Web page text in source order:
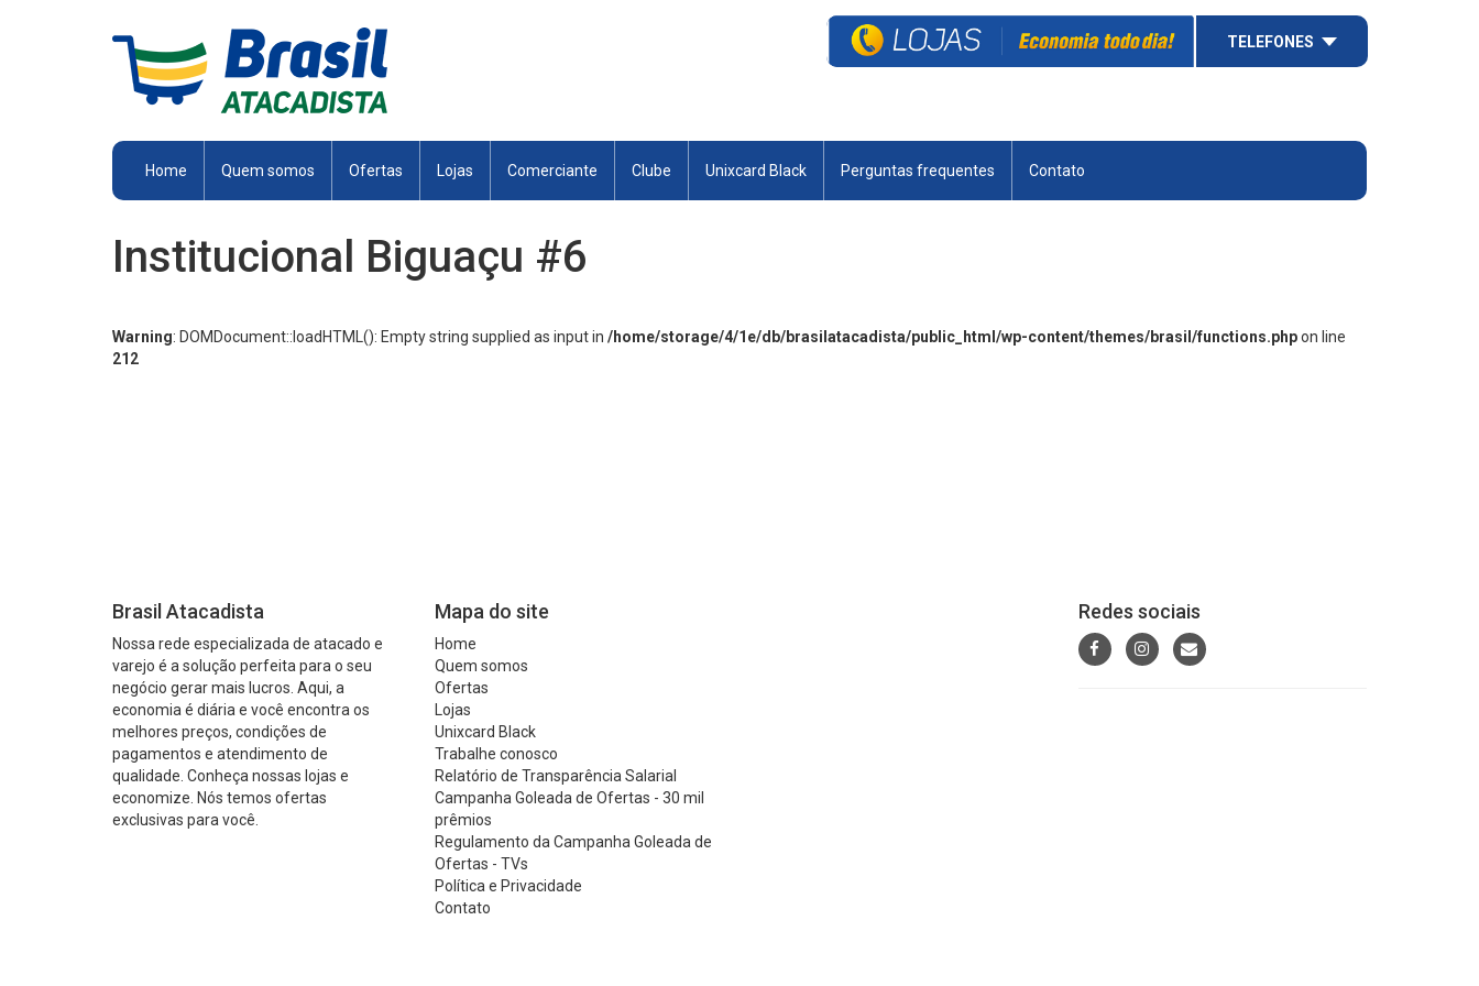
TELEFONES
Brasil
Home Quem somos Ofertas Lojas Comerciante Clube Unixcard Black Perguntas frequentes Contato
Institucional Biguaçu #6
Warning: DOMDocument::loadHTML(): Empty string supplied as input in /home/storage/4/1e/db/brasilatacadista/public_html/wp-content/themes/brasil/functions.phpon line
212
Brasil Atacadista
Nossa rede especializada de atacado e
varejo é a solução perfeita para o seu
negócio gerar mais lucros. Aqui, a
economia é diária e você encontra os
melhores preços, condições de
pagamentos e atendimento de
qualidade. Conheça nossas lojas e
economize. Nós temos ofertas
exclusivas para você.
Mapa do site
Home
Quem somos
Ofertas
Lojas
Unixcard Black
Trabalhe conosco
Relatório de Transparência Salarial
Campanha Goleada de Ofertas - 30 mil
prêmios
Regulamento da Campanha Goleada de
Ofertas - TVs
Política e Privacidade
Contato
Redes sociais